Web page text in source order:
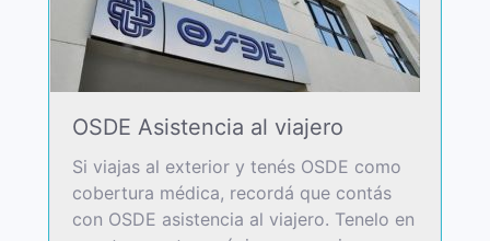
OSDE Asistencia al viajero
Si viajas al exterior y tenés OSDE como
cobertura médica, recordá que contás
con OSDE asistencia al viajero. Tenelo en